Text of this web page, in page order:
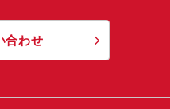
合わせ